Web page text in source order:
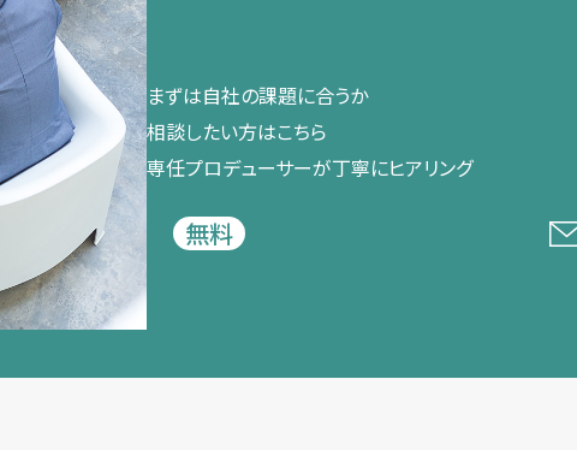
まずは​自社の​課題に​合うか​
相談したい方は​こちら
専任プロデューサーが​丁寧に​ヒアリング
無料